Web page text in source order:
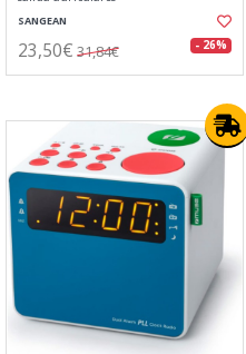
SANGEAN
23,50€ 31,84€ - 26%